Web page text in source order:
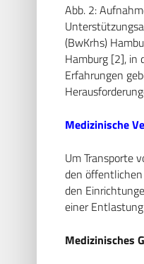
Abb. 2:
(BwKrhs)
Hamburg [2], in
Erfahrungen
Medizinische
Um Transporte
den
den
einer
Medizinisches